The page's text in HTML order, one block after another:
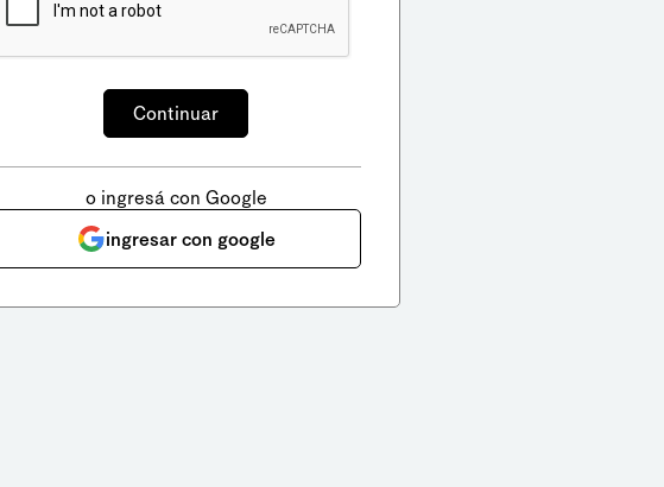
o ingresá con Google
ingresar con google